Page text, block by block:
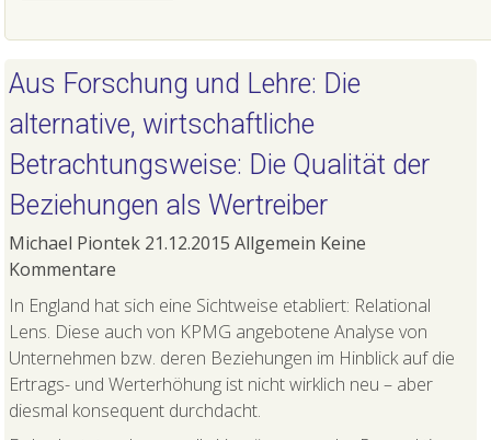
Aus Forschung und Lehre: Die
alternative, wirtschaftliche
Betrachtungsweise: Die Qualität der
Beziehungen als Wertreiber
Michael Piontek 21.12.2015 Allgemein Keine
Kommentare
In England hat sich eine Sichtweise etabliert: Relational
Lens. Diese auch von KPMG angebotene Analyse von
Unternehmen bzw. deren Beziehungen im Hinblick auf die
Ertrags- und Werterhöhung ist nicht wirklich neu – aber
diesmal konsequent durchdacht.